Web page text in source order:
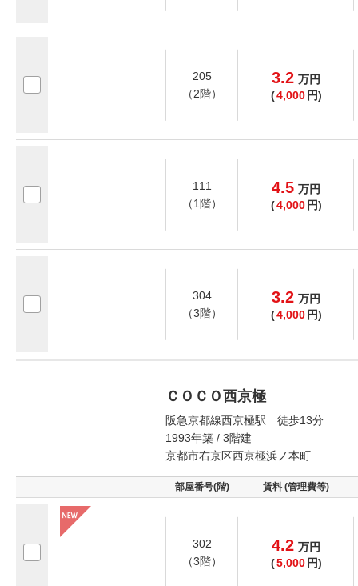
205
（2階）
3.2 万円
(4,000 円)
111
（1階）
4.5 万円
(4,000 円)
304
（3階）
3.2 万円
(4,000 円)
ＣＯＣＯ西京極
阪急京都線西京極駅 徒歩13分
1993年築 / 3階建
京都市右京区西京極浜ノ本町
部屋番号(階) 賃料 (管理費等)
302
（3階）
4.2 万円
(5,000 円)